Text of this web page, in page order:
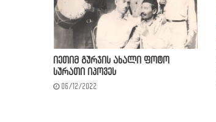
იეთიმ გურჯის ახალი ფოტო
სურათი იპოვეს
06/12/2022